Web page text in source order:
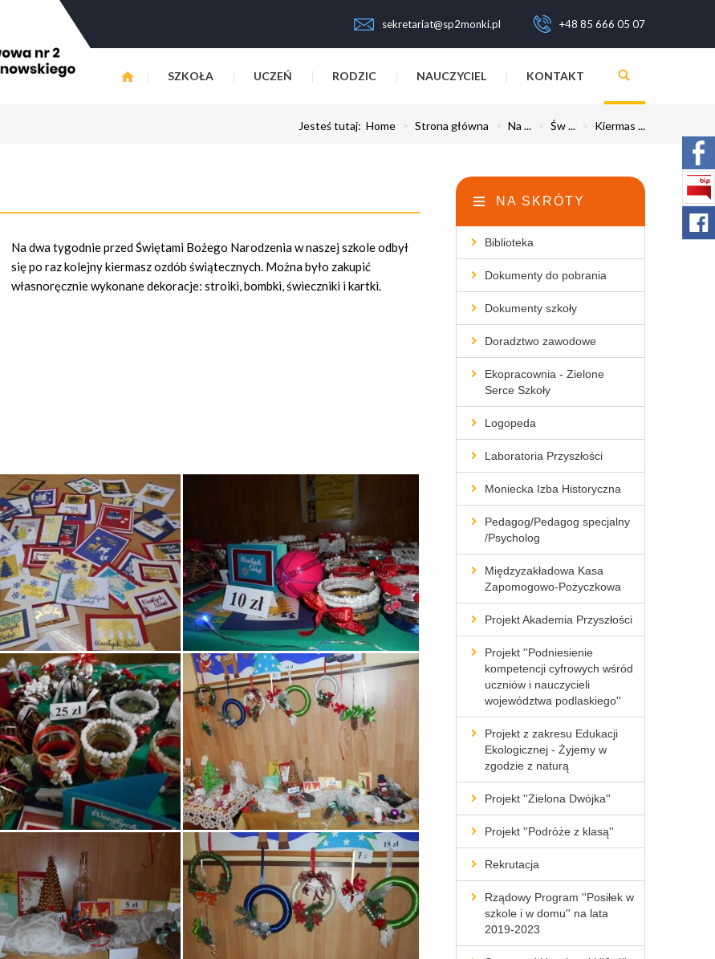
sekretariat@sp2monki.pl +48 85 666 05 07
SZKOŁA UCZEŃ RODZIC NAUCZYCIEL KONTAKT
Jesteś tutaj: Home > Strona główna > Na ... > Św ... > Kiermas ...
Na dwa tygodnie przed Świętami Bożego Narodzenia w naszej szkole odbył
się po raz kolejny kiermasz ozdób świątecznych. Można było zakupić
własnoręcznie wykonane dekoracje: stroiki, bombki, świeczniki i kartki.
NA SKRÓTY
Biblioteka
Dokumenty do pobrania
Dokumenty szkoły
Doradztwo zawodowe
Ekopracownia - Zielone
Serce Szkoły
Logopeda
Laboratoria Przyszłości
Moniecka Izba Historyczna
Pedagog/Pedagog specjalny
/Psycholog
Międzyzakładowa Kasa
Zapomogowo-Pożyczkowa
Projekt Akademia Przyszłości
Projekt ''Podniesienie
kompetencji cyfrowych wśród
uczniów i nauczycieli
województwa podlaskiego''
Projekt z zakresu Edukacji
Ekologicznej - Żyjemy w
zgodzie z naturą
Projekt ''Zielona Dwójka''
Projekt ''Podróże z klasą''
Rekrutacja
Rządowy Program ''Posiłek w
szkole i w domu'' na lata
2019-2023